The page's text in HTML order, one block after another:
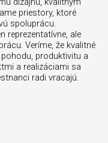
priestory, ktoré
spoluprácu.
reprezentatívne, ale
Veríme, že kvalitné
produktivitu a
a realizáciami sa
radi vracajú.